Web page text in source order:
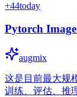
+44today
Pytorch
augmix
这是目前最大规
训练、评估、推